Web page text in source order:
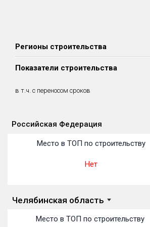
Регионы строительства
Показатели строительства
в т.ч. с переносом сроков
Сдано в 2018
0 м²
Сдано в 2019
0 м²
Российская Федерация
Место в ТОП по строительству
Нет
Челябинская область
Место в ТОП по строительству